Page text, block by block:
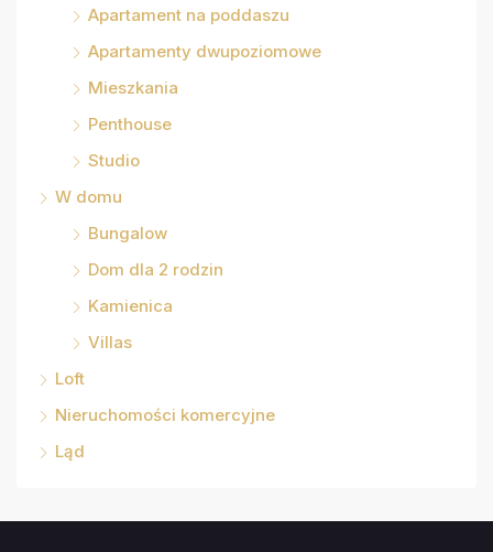
Apartament na poddaszu
Apartamenty dwupoziomowe
Mieszkania
Penthouse
Studio
W domu
Bungalow
Dom dla 2 rodzin
Kamienica
Villas
Loft
Nieruchomości komercyjne
Ląd